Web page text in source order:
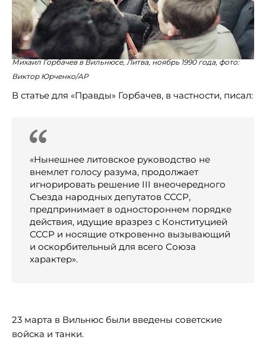
Михаил Горбачев в Вильнюсе, Литва, ноябрь 1990 года, фото:
Виктор Юрченко/AP
В статье для «Правды» Горбачев, в частности, писал:
«Нынешнее литовское руководство не
внемлет голосу разума, продолжает
игнорировать решение III внеочередного
Съезда народных депутатов СССР,
предпринимает в одностороннем порядке
действия, идущие вразрез с Конституцией
СССР и носящие откровенно вызывающий
и оскорбительный для всего Союза
характер».
23 марта в Вильнюс были введены советские
войска и танки.